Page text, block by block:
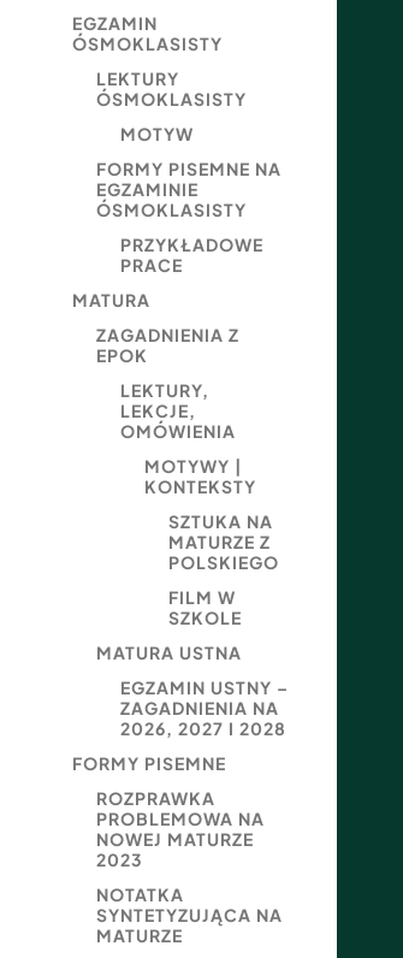
EGZAMIN
ÓSMOKLASISTY
LEKTURY
ÓSMOKLASISTY
MOTYW
FORMY PISEMNE NA
EGZAMINIE
ÓSMOKLASISTY
PRZYKŁADOWE
PRACE
MATURA
ZAGADNIENIA Z
EPOK
LEKTURY,
LEKCJE,
OMÓWIENIA
MOTYWY |
KONTEKSTY
SZTUKA NA
MATURZE Z
POLSKIEGO
FILM W
SZKOLE
MATURA USTNA
EGZAMIN USTNY –
ZAGADNIENIA NA
2026, 2027 I 2028
FORMY PISEMNE
ROZPRAWKA
PROBLEMOWA NA
NOWEJ MATURZE
2023
NOTATKA
SYNTETYZUJĄCA NA
MATURZE